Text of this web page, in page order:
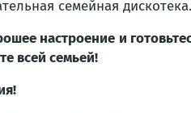
семейная дискотека.
настроение и
всей семьей!